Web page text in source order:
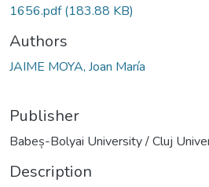
1656.pdf(183.88 KB)
Authors
JAIME MOYA, Joan María
Publisher
Babeș-Bolyai University / Cluj
Description